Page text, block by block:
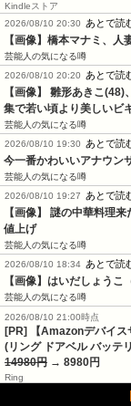
Kindleストア
2026/08/10 20:30
あとで読
【画像】橋本マナミ、
芸能人の気になる噂
2026/08/10 20:20
あとで読
【画像】 雛形あきこ
集で若い頃より美しいビ
芸能人の気になる噂
2026/08/10 19:30
あとで読
今一番かわいいアナウン
芸能人の気になる噂
2026/08/10 19:27
あとで読
【画像】 謎の中華料理
値上げ
芸能人の気になる噂
2026/08/10 18:34 あとで読
【画像】はいだしょう
芸能人の気になる噂
2026/08/10 21:00時点
[PR] 【Amazonデバイ
(リング ドアベル バッテ
14980円 → 8980円
Ring